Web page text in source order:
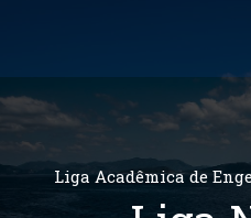
conteúdo
Liga Acadêmica de